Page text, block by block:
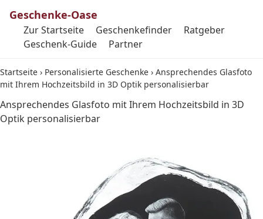
Geschenke-Oase
Zur Startseite Geschenkefinder
Ratgeber
Geschenk-Guide
Partner
Startseite › Personalisierte Geschenke › Ansprechendes Glasfoto
mit Ihrem Hochzeitsbild in 3D Optik personalisierbar
Ansprechendes Glasfoto mit Ihrem Hochzeitsbild in 3D
Optik personalisierbar